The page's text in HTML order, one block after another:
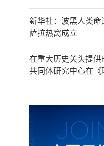
新华社：波黑人类
萨拉热窝成立
在重大历史关头提
共同体研究中心在